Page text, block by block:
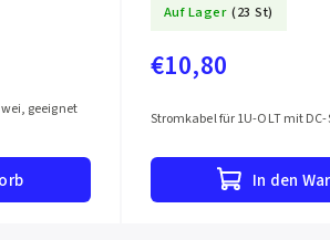
geeignet
Auf Lager (23 St)
€10,80
In den
Stromkabel für 1U-OLT mit